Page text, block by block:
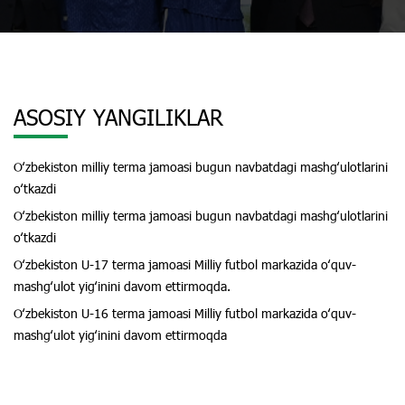
ASOSIY YANGILIKLAR
Oʻzbekiston milliy terma jamoasi bugun navbatdagi mashgʻulotlarini
oʻtkazdi
Oʻzbekiston milliy terma jamoasi bugun navbatdagi mashgʻulotlarini
oʻtkazdi
Oʻzbekiston U-17 terma jamoasi Milliy futbol markazida oʻquv-
mashgʻulot yigʻinini davom ettirmoqda.
Oʻzbekiston U-16 terma jamoasi Milliy futbol markazida oʻquv-
mashgʻulot yigʻinini davom ettirmoqda